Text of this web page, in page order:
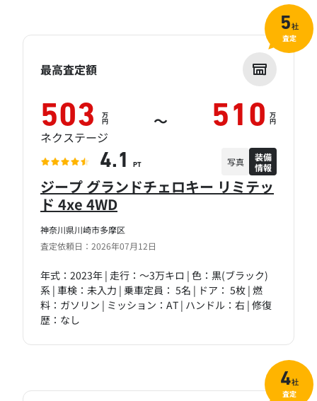
神奈川県川崎市多摩区
査定依頼日：2026年07月12日
ジープ グランドチェロキー リミテッ
ド 4xe 4WD
年式：2023年 | 走行：～3万キロ | 色：黒(ブラック)
系 | 車検：未入力 | 乗車定員： 5名 | ドア： 5枚 | 燃
料：ガソリン | ミッション：AT | ハンドル：右 | 修復
歴：なし
最高査定額
503 万
円 ～ 510 万
円
ネクステージ
4.1 PT 写真
装備
情報
5社
査定
4社
査定